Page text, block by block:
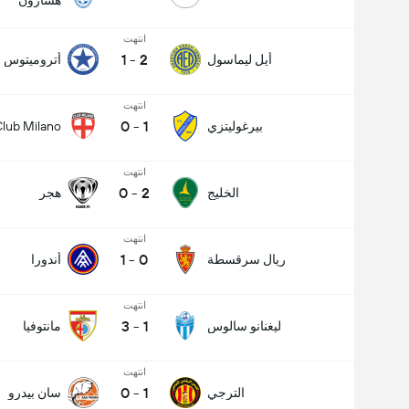
أيل ليماسول
انتهت
2
-
1 أتروميتوس
بيرغوليتزي
انتهت
1
-
0
Milano
الخليج
انتهت
2
-
0 هجر
ريال سرقسطة
انتهت
0
-
1 أندورا
ليغنانو سالوس
انتهت
1
-
3 مانتوفيا
الترجي
انتهت
1
-
0 سان بيدرو